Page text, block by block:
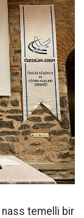
nass temelli bir